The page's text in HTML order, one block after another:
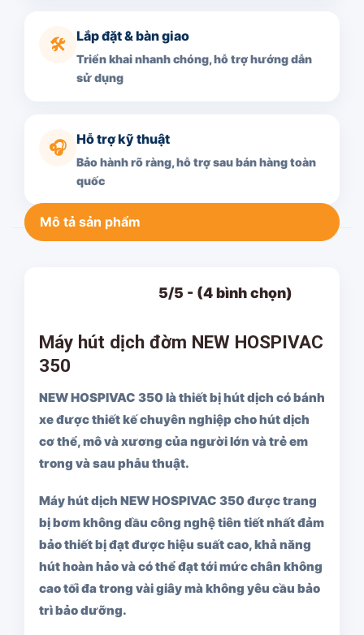
🛠️ Lắp đặt & bàn giao
Triển khai nhanh chóng, hỗ trợ hướng dẫn
sử dụng
🎧 Hỗ trợ kỹ thuật
Bảo hành rõ ràng, hỗ trợ sau bán hàng toàn
quốc
Mô tả sản phẩm
5/5 - (4 bình chọn)
Máy hút dịch đờm NEW HOSPIVAC
350
NEW HOSPIVAC 350 là thiết bị hút dịch có bánh
xe được thiết kế chuyên nghiệp cho hút dịch
cơ thể, mô và xương của người lớn và trẻ em
trong và sau phẫu thuật.
Máy hút dịch NEW HOSPIVAC 350 được trang
bị bơm không dầu công nghệ tiên tiết nhất đảm
bảo thiết bị đạt được hiệu suất cao, khả năng
hút hoàn hảo và có thể đạt tới mức chân không
cao tối đa trong vài giây mà không yêu cầu bảo
trì bảo dưỡng.